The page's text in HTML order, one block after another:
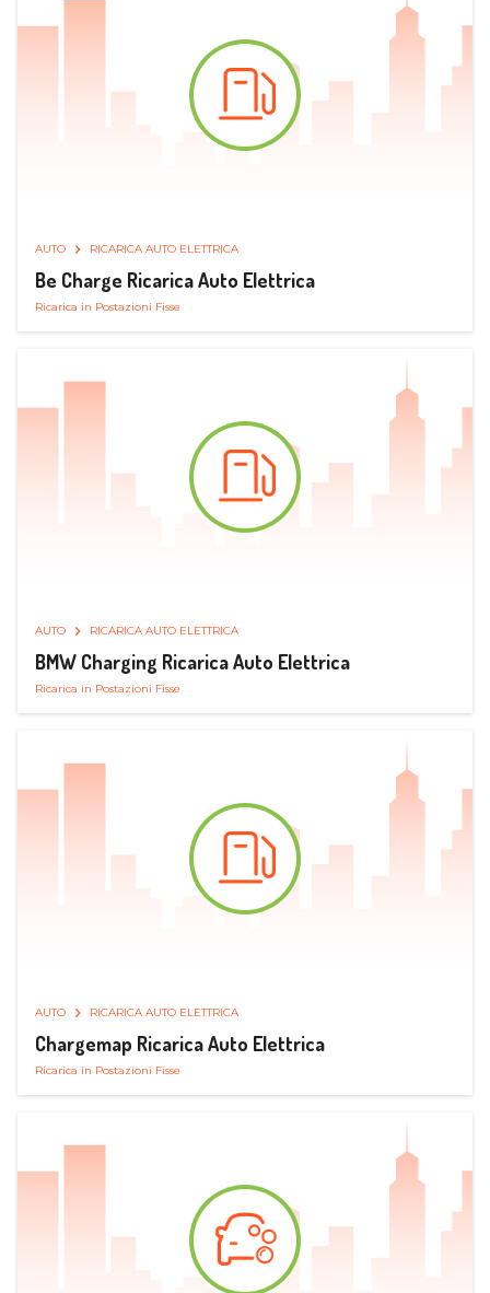
AUTO RICARICA AUTO ELETTRICA
Be Charge Ricarica Auto Elettrica
Ricarica in Postazioni Fisse
AUTO RICARICA AUTO ELETTRICA
BMW Charging Ricarica Auto Elettrica
Ricarica in Postazioni Fisse
AUTO RICARICA AUTO ELETTRICA
Chargemap Ricarica Auto Elettrica
Ricarica in Postazioni Fisse